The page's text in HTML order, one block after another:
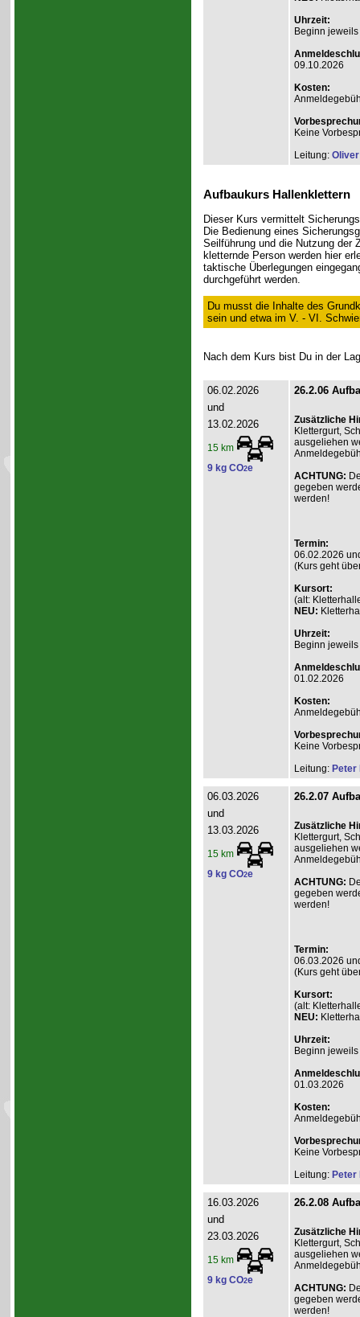
Uhrzeit:
Beginn
09.10.2026
Kosten:
Keine
Leitung:
Aufbaukurs Hallenklettern
Dieser Kurs vermittelt
Die Bedienung eines
Seilführung und die Nutzung der
kletternde Person werden hier
taktische Überlegungen
durchgeführt werden.
Du musst die Inhalte des
sein und etwa im V. - VI.
Nach dem Kurs bist Du in der
06.02.2026
und
13.02.2026
15 km
9 kg CO2e
26.2.06
Zusätzliche
Klettergurt,
ausgeliehen
ACHTUNG:
gegeben
werden!
Termin:
06.02.2026
(Kurs geht
Kursort:
(alt:
NEU:
Uhrzeit:
Beginn
01.02.2026
Kosten:
Keine
Leitung: Peter
06.03.2026
und
13.03.2026
15 km
9 kg CO2e
26.2.07
Zusätzliche
Klettergurt,
ausgeliehen
ACHTUNG:
gegeben
werden!
Termin:
06.03.2026
(Kurs geht
Kursort:
(alt:
NEU:
Uhrzeit:
Beginn
01.03.2026
Kosten:
Keine
Leitung: Peter
16.03.2026
und
23.03.2026
15 km
9 kg CO2e
26.2.08
Zusätzliche
Klettergurt,
ausgeliehen
ACHTUNG:
gegeben
werden!